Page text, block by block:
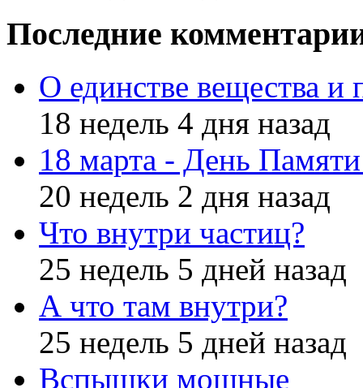
Последние
О единстве вещества и
18 недель 4 дня назад
18 марта - День
20 недель 2 дня назад
Что внутри частиц?
25 недель 5 дней назад
А что там внутри?
25 недель 5 дней назад
Вспышки мощные